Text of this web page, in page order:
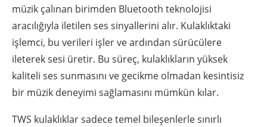
müzik çalınan birimden Bluetooth teknolojisi
aracılığıyla iletilen ses sinyallerini alır. Kulaklıktaki
işlemci, bu verileri işler ve ardından sürücülere
ileterek sesi üretir. Bu süreç, kulaklıkların yüksek
kaliteli ses sunmasını ve gecikme olmadan kesintisiz
bir müzik deneyimi sağlamasını mümkün kılar.
TWS kulaklıklar sadece temel bileşenlerle sınırlı